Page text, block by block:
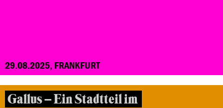
29.08.2025, FRANKFURT
Gallus – Ein Stadtteil im